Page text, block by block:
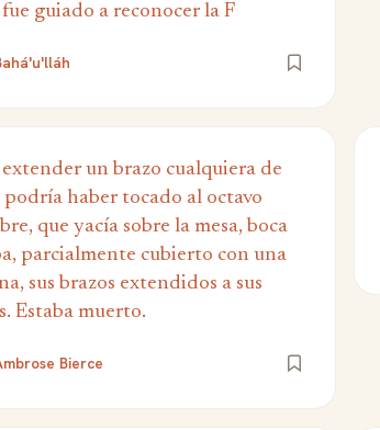
fue guiado a reconocer la F
un brazo cualquiera de
podría haber tocado al octavo
que yacía sobre la mesa, boca
parcialmente cubierto con una
sus brazos extendidos a sus
Estaba muerto.
Bierce